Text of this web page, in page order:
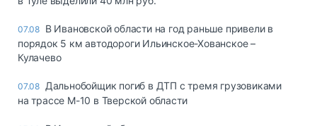
07.08 В Ивановской области на год раньше привели в
порядок 5 км автодороги Ильинское-Хованское –
Кулачево
07.08 Дальнобойщик погиб в ДТП с тремя грузовиками
на трассе М-10 в Тверской области